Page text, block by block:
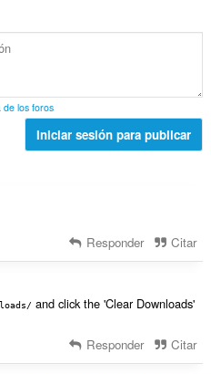
de los foros
Iniciar sesión para publicar
Responder Citar
and click the 'Clear Downloads'
Responder Citar